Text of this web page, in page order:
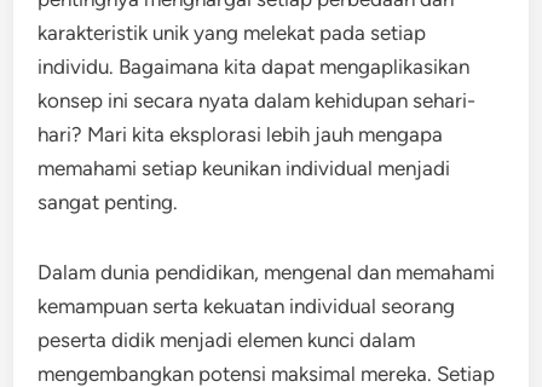
karakteristik unik yang melekat pada setiap
individu. Bagaimana kita dapat mengaplikasikan
konsep ini secara nyata dalam kehidupan sehari-
hari? Mari kita eksplorasi lebih jauh mengapa
memahami setiap keunikan individual menjadi
sangat penting.
Dalam dunia pendidikan, mengenal dan memahami
kemampuan serta kekuatan individual seorang
peserta didik menjadi elemen kunci dalam
mengembangkan potensi maksimal mereka. Setiap